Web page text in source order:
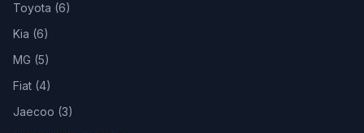
Toyota (6)
Kia (6)
MG (5)
Fiat (4)
Jaecoo (3)